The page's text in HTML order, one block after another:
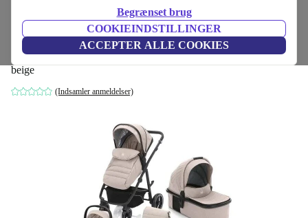
Begrænset brug
COOKIEINDSTILLINGER
ACCEPTER ALLE COOKIES
Barnevogne & Klapvogne
Fillikid Jaguar Kinderwagenset
beige
(Indsamler anmeldelser)